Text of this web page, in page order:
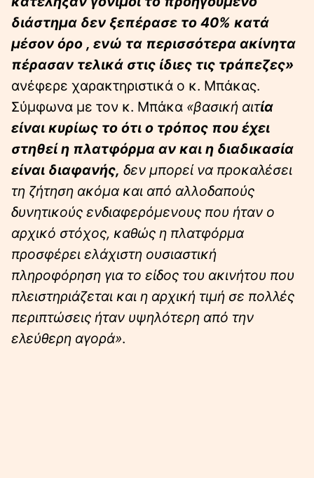
διάστημα δεν ξεπέρασε το 40% κατά
μέσον όρο , ενώ τα περισσότερα ακίνητα
πέρασαν τελικά στις ίδιες τις τράπεζες»
ανέφερε χαρακτηριστικά ο κ. Μπάκας.
Σύμφωνα με τον κ. Μπάκα «βασική αιτία
είναι κυρίως το ότι ο τρόπος που έχει
στηθεί η πλατφόρμα αν και η διαδικασία
είναι διαφανής, δεν μπορεί να προκαλέσει
τη ζήτηση ακόμα και από αλλοδαπούς
δυνητικούς ενδιαφερόμενους που ήταν ο
αρχικό στόχος, καθώς η πλατφόρμα
προσφέρει ελάχιστη ουσιαστική
πληροφόρηση για το είδος του ακινήτου που
πλειστηριάζεται και η αρχική τιμή σε πολλές
περιπτώσεις ήταν υψηλότερη από την
ελεύθερη αγορά».